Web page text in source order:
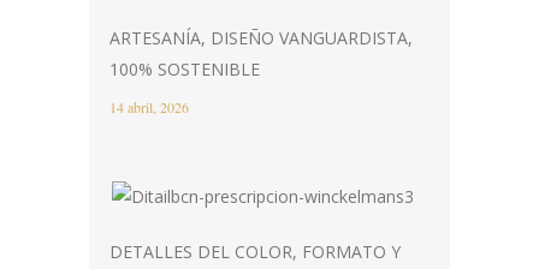
ARTESANÍA, DISEÑO VANGUARDISTA,
100% SOSTENIBLE
14 abril, 2026
DETALLES DEL COLOR, FORMATO Y